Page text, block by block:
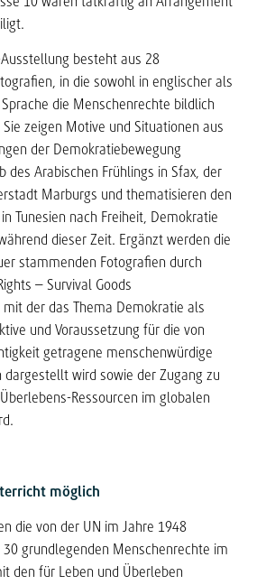
besteht aus 28
in die sowohl in englischer als
die Menschenrechte bildlich
zeigen Motive und Situationen aus
der Demokratiebewegung
des Arabischen Frühlings in Sfax, der
Marburgs und thematisieren den
Tunesien nach Freiheit, Demokratie
dieser Zeit. Ergänzt werden die
stammenden Fotografien durch
– Survival Goods
der das Thema Demokratie als
und Voraussetzung für die von
getragene menschenwürdige
dargestellt wird sowie der Zugang zu
Ressourcen im globalen
möglich
die von der UN im Jahre 1948
grundlegenden Menschenrechte im
den für Leben und Überleben